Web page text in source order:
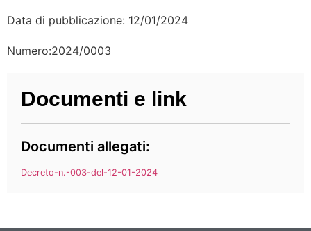
Data di pubblicazione: 12/01/2024
Numero:2024/0003
Documenti e link
Documenti allegati:
Decreto-n.-003-del-12-01-2024